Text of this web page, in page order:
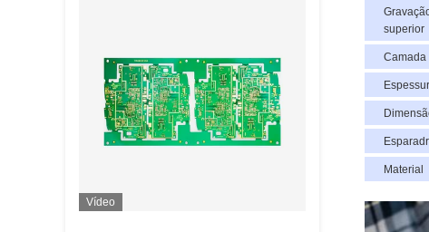
Vídeo
superior
Camada
Material